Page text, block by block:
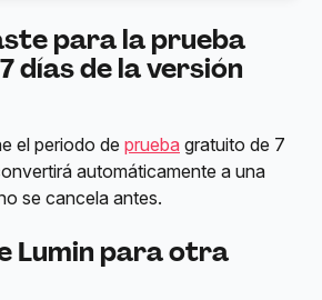
para la prueba
días de la versión
el periodo de prueba gratuito de 7
automáticamente a una
se cancela antes.
Lumin para otra